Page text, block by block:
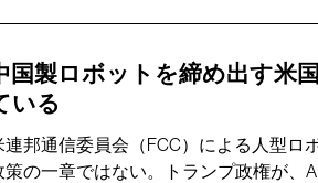
国製ロボットを締め出す米
いる
連邦通信委員会（FCC）による人型ロ
策の一章ではない。トランプ政権が、